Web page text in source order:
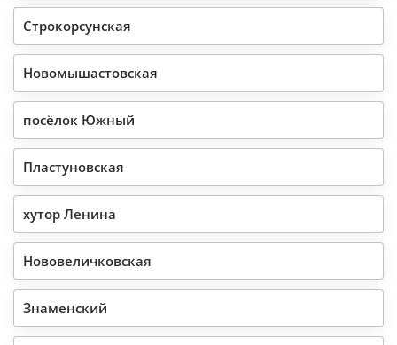
Строкорсунская
Новомышастовская
посёлок Южный
Пластуновская
хутор Ленина
Нововеличковская
Знаменский